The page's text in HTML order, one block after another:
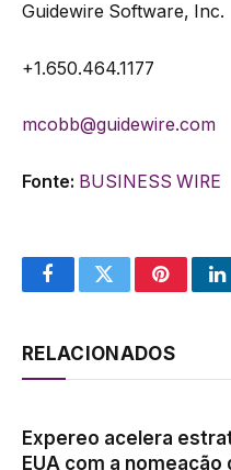
Guidewire Software, Inc.
+1.650.464.1177
mcobb@guidewire.com
Fonte: BUSINESS WIRE
FacebookTwitterPinterest
RELACIONADOS
Expereo acelera
EUA com a nomeação